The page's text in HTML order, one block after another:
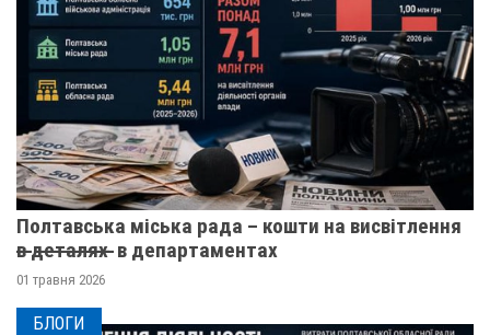
Полтавська міська рада – кошти на висвітлення
в̶ ̶д̶е̶т̶а̶л̶я̶х̶ ̶ в департаментах
01 травня 2026
БЛОГИ